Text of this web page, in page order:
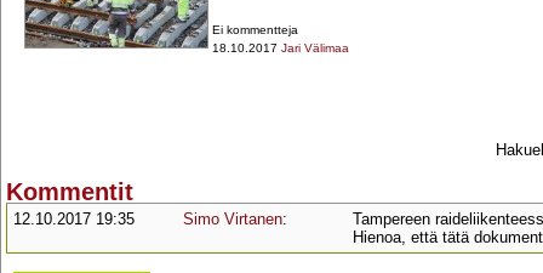
Ei kommentteja
18.10.2017 Jari Välimaa
Kommentit
12.10.2017 19:35 Simo Virtanen:
Tampereen
Hienoa, että tätä